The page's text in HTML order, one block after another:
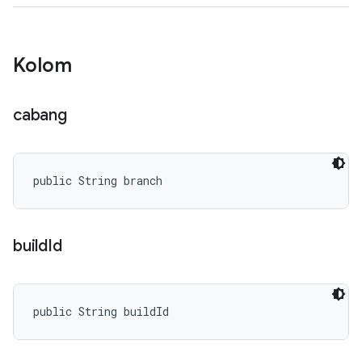
Kolom
cabang
public String branch
buildId
public String buildId